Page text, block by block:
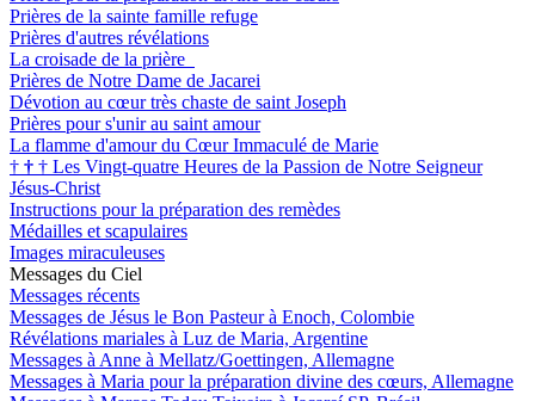
Prières de la sainte famille refuge
Prières d'autres révélations
La croisade de la prière
Prières de Notre Dame de Jacarei
Dévotion au cœur très chaste de saint Joseph
Prières pour s'unir au saint amour
La flamme d'amour du Cœur Immaculé de Marie
† † † Les Vingt-quatre Heures de la Passion de Notre Seigneur
Jésus-Christ
Instructions pour la préparation des remèdes
Médailles et scapulaires
Images miraculeuses
Messages du Ciel
Messages récents
Messages de Jésus le Bon Pasteur à Enoch, Colombie
Révélations mariales à Luz de Maria, Argentine
Messages à Anne à Mellatz/Goettingen, Allemagne
Messages à Maria pour la préparation divine des cœurs, Allemagne